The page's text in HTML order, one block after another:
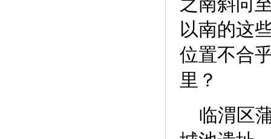
之南斜向
以南的这
位置不合
里？
临渭区